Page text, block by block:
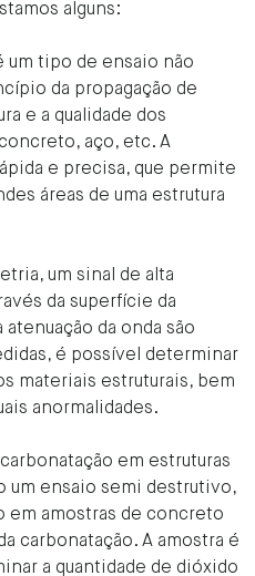
alguns:
um tipo de ensaio não
da propagação de
e a qualidade dos
aço, etc. A
e precisa, que permite
áreas de uma estrutura
um sinal de alta
da superfície da
da onda são
é possível determinar
materiais estruturais, bem
anormalidades.
em estruturas
um ensaio semi destrutivo,
em amostras de concreto
carbonatação. A amostra é
a quantidade de dióxido